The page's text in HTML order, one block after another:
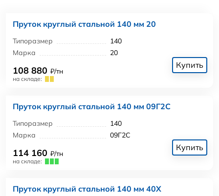
Пруток круглый стальной 140 мм 20
Типоразмер
140
Марка
20
108 880 ₽/тн
на складе:
Купить
Пруток круглый стальной 140 мм 09Г2С
Типоразмер
140
Марка
09Г2С
114 160 ₽/тн
на складе:
Купить
Пруток круглый стальной 140 мм 40Х